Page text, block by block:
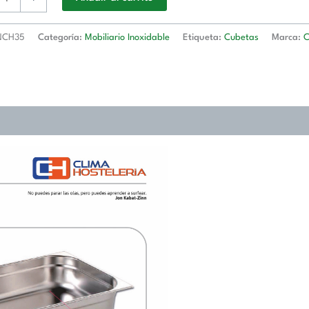
Categoría: Mobiliario Inoxidable Etiqueta:Cubetas Marca: